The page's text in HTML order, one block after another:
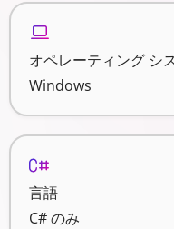
オペレーティング シ
Windows
言語
C# のみ